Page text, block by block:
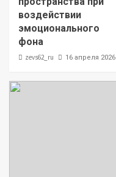
воздействии
эмоционального
фона
zevs62_ru 16 апреля 2026